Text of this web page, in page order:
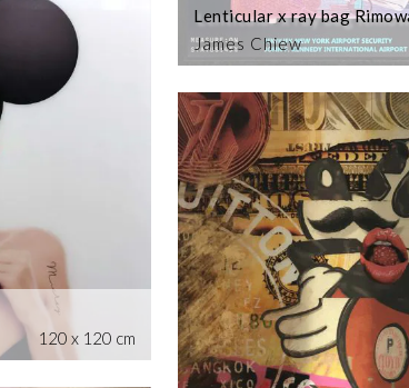
120 x 120 cm
James Chiew
Lenticular x ray bag